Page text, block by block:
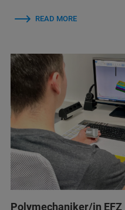
READ MORE
Polymechaniker/in EFZ